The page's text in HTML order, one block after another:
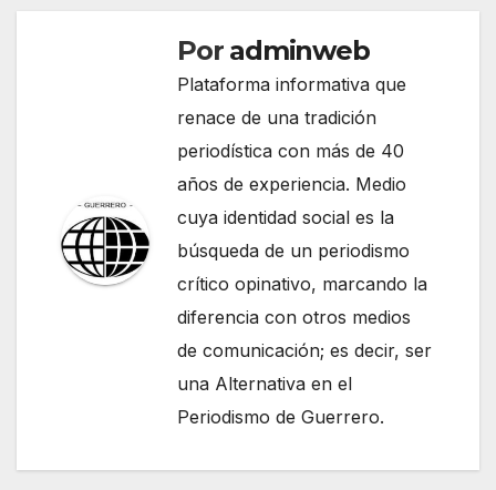
Por adminweb
Plataforma informativa que
renace de una tradición
periodística con más de 40
años de experiencia. Medio
cuya identidad social es la
búsqueda de un periodismo
crítico opinativo, marcando la
diferencia con otros medios
de comunicación; es decir, ser
una Alternativa en el
Periodismo de Guerrero.